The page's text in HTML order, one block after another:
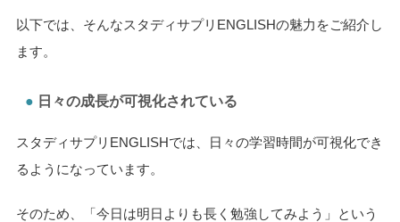
以下では、そんなスタディサプリENGLISHの魅力をご紹介し
ます。
日々の成長が可視化されている
スタディサプリENGLISHでは、日々の学習時間が可視化でき
るようになっています。
そのため、「今日は明日よりも長く勉強してみよう」という